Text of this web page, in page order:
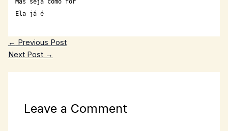
Ela já é
← Previous Post
Next Post →
Leave a Comment